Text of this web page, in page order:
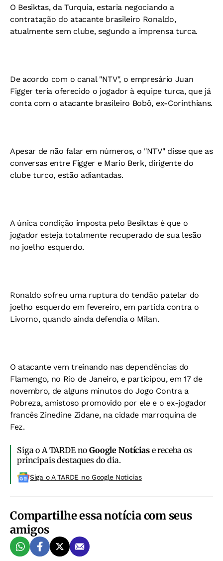
O Besiktas, da Turquia, estaria negociando a
contratação do atacante brasileiro Ronaldo,
atualmente sem clube, segundo a imprensa turca.
De acordo com o canal "NTV", o empresário Juan
Figger teria oferecido o jogador à equipe turca, que já
conta com o atacante brasileiro Bobô, ex-Corinthians.
Apesar de não falar em números, o "NTV" disse que as
conversas entre Figger e Mario Berk, dirigente do
clube turco, estão adiantadas.
A única condição imposta pelo Besiktas é que o
jogador esteja totalmente recuperado de sua lesão
no joelho esquerdo.
Ronaldo sofreu uma ruptura do tendão patelar do
joelho esquerdo em fevereiro, em partida contra o
Livorno, quando ainda defendia o Milan.
O atacante vem treinando nas dependências do
Flamengo, no Rio de Janeiro, e participou, em 17 de
novembro, de alguns minutos do Jogo Contra a
Pobreza, amistoso promovido por ele e o ex-jogador
francês Zinedine Zidane, na cidade marroquina de
Fez.
Siga o A TARDE noGoogle Notíciase receba os
principais destaques do dia.
Siga o A TARDE no Google Noticias
Compartilhe essa notícia com seus
amigos